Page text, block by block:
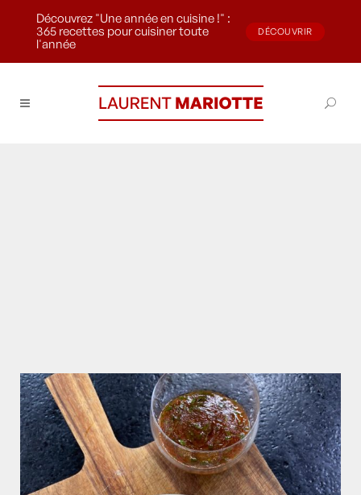
Découvrez "Une année en cuisine !" :
365 recettes pour cuisiner toute
l'année
DÉCOUVRIR